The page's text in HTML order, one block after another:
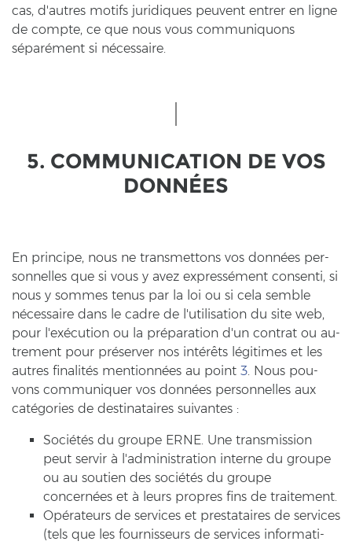
cas, d'autres mo­tifs ju­ri­di­ques peu­vent entrer en ligne
de comp­te, ce que nous vous com­mu­ni­quons
séparément si nécessaire.
5. COM­MU­NI­CA­TI­ON DE VOS
DONNÉES
En prin­ci­pe, nous ne trans­met­tons vos données per­
son­nel­les que si vous y avez expressément con­sen­ti, si
nous y som­mes tenus par la loi ou si cela sem­ble
nécessaire dans le cadre de l'uti­li­sa­ti­on du site web,
pour l'exécution ou la préparation d'un cont­rat ou au­
tre­ment pour préserver nos intérêts légitimes et les
autres finalités mentionnées au point 3. Nous pou­
vons com­mu­ni­quer vos données per­son­nel­les aux
catégories de de­sti­na­tai­res sui­van­tes :
Sociétés du grou­pe ERNE. Une trans­mis­si­on
peut ser­vir à l'ad­mi­nis­tra­ti­on in­ter­ne du grou­pe
ou au sou­ti­en des sociétés du grou­pe
concernées et à leurs pro­pres fins de trai­te­ment.
Opérateurs de ser­vices et pre­sta­tai­res de ser­vices
(tels que les four­nis­seurs de ser­vices in­for­ma­ti­